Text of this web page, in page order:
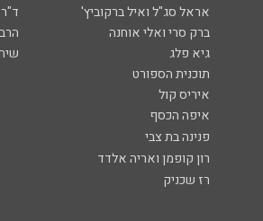
אראל סג"ל ואיל ברקוביץ'
ברק סרי ואלי אוחנה
גיא פלג
תוכנית הספורט
איריס קול
איפה הכסף
פנינה בת צבי
רון קופמן ואריה אלדד
רז שכניק